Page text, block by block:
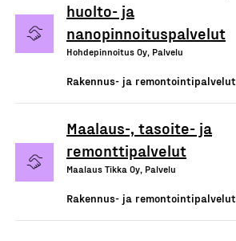
huolto- ja
nanopinnoituspalvelut
Hohdepinnoitus Oy, Palvelu
Rakennus- ja remontointipalvelut
Maalaus-, tasoite- ja
remonttipalvelut
Maalaus Tikka Oy, Palvelu
Rakennus- ja remontointipalvelut